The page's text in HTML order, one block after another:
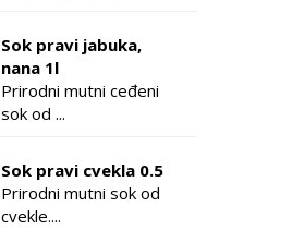
Sok pravi jabuka,
nana 1l
Prirodni mutni ceđeni
sok od ...
Sok pravi cvekla 0.5
Prirodni mutni sok od
cvekle....